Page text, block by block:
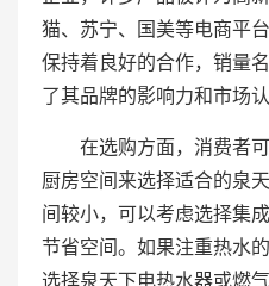
猫、苏宁、国美等电商平
保持着良好的合作，销量
了其品牌的影响力和市场认
在选购方面，消费者
厨房空间来选择适合的泉
间较小，可以考虑选择集
节省空间。如果注重热水
选择泉天下电热水器或燃